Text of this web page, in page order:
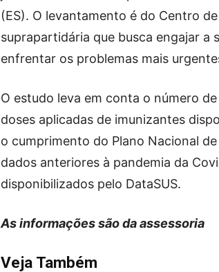
(ES). O levantamento é do Centro
suprapartidária que busca engajar a
enfrentar os problemas mais
O estudo leva em conta o número
doses aplicadas de imunizantes
o cumprimento do Plano Nacional
dados anteriores à pandemia da
disponibilizados pelo DataSUS.
As informações são da assessoria
Veja Também